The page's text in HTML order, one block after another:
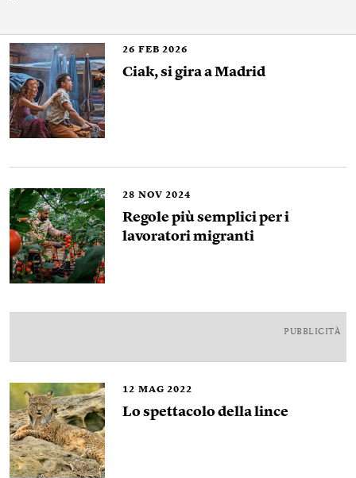
26 FEB 2026
Ciak, si gira a Madrid
28 NOV 2024
Regole più semplici per i
lavoratori migranti
PUBBLICITÀ
12 MAG 2022
Lo spettacolo della lince